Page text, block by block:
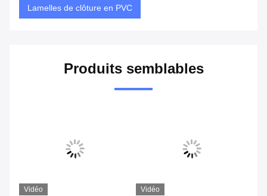
Lamelles de clôture en PVC
Produits semblables
Vidéo Vidéo